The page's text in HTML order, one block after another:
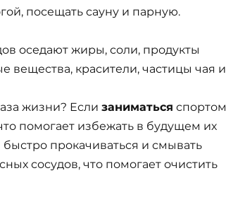
посещать сауну и парную.
оседают жиры, соли, продукты
красители, частицы чая и
жизни? Если заниматься спортом
помогает избежать в будущем их
прокачиваться и смывать
сосудов, что помогает очистить